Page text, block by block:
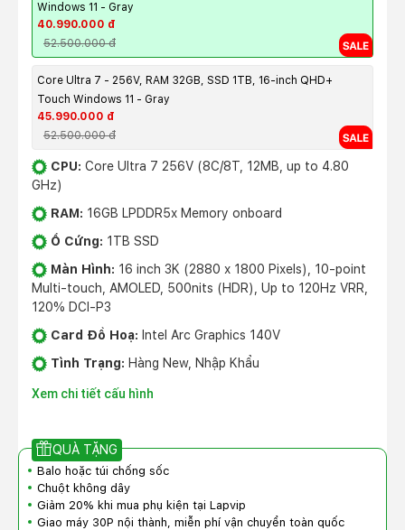
Windows 11 - Gray
40.990.000 đ
52.500.000 đ
Core Ultra 7 - 256V, RAM 32GB, SSD 1TB, 16-inch QHD+
Touch Windows 11 - Gray
45.990.000 đ
52.500.000 đ
CPU: Core Ultra 7 256V (8C/8T, 12MB, up to 4.80
GHz)
RAM: 16GB LPDDR5x Memory onboard
Ổ Cứng: 1TB SSD
Màn Hình: 16 inch 3K (2880 x 1800 Pixels), 10-point
Multi-touch, AMOLED, 500nits (HDR), Up to 120Hz VRR,
120% DCI-P3
Card Đồ Hoạ: Intel Arc Graphics 140V
Tình Trạng: Hàng New, Nhập Khẩu
Xem chi tiết cấu hình
QUÀ TẶNG
Balo hoặc túi chống sốc
Chuột không dây
Giảm 20% khi mua phụ kiện tại Lapvip
Giao máy 30P nội thành, miễn phí vận chuyển toàn quốc